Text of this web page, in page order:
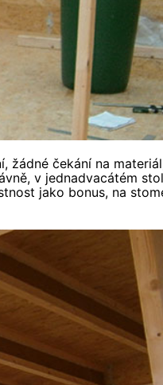
žádné čekání na
v jednadvacátém
jako bonus, na